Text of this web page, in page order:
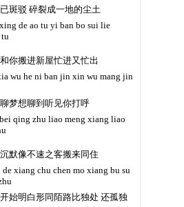
斑驳 碎裂成一地的尘土
de ao tu yi ban bo sui lie
tu
你搬进新屋忙进又忙出
wu he ni ban jin xin wu mang jin
梦想聊到听见你打呼
qing zhu liao meng xiang liao
默像不速之客搬来同住
xiang chu chen mo xiang bu su
始明白形同陌路比独处 还孤独